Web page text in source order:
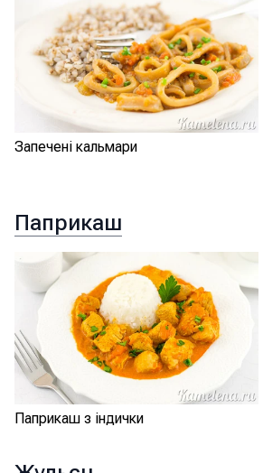
Запечені кальмари
Паприкаш
Паприкаш з індички